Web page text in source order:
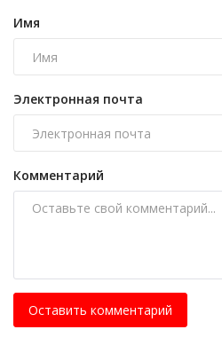
Имя
Электронная почта
Комментарий
Оставить комментарий